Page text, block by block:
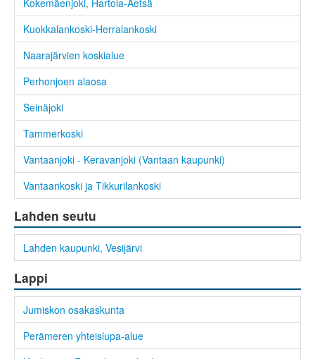
Kokemäenjoki, Hartola-Äetsä
Kuokkalankoski-Herralankoski
Naarajärvien koskialue
Perhonjoen alaosa
Seinäjoki
Tammerkoski
Vantaanjoki - Keravanjoki (Vantaan kaupunki)
Vantaankoski ja Tikkurilankoski
Lahden seutu
Lahden kaupunki, Vesijärvi
Lappi
Jumiskon osakaskunta
Perämeren yhteislupa-alue